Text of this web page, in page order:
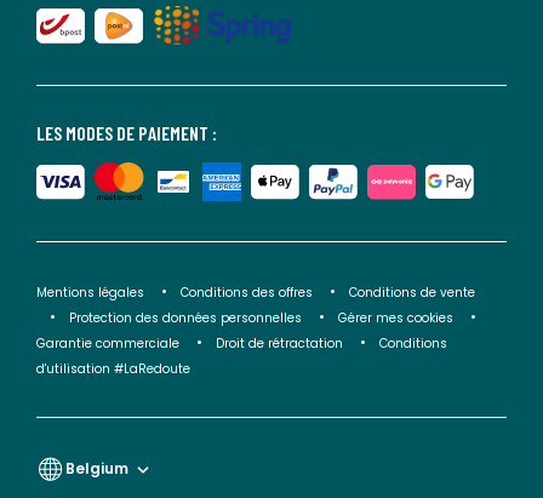
LES MODES DE PAIEMENT :
Mentions légales Conditions des offres
Conditions de vente
Protection des données personnelles
Gérer mes cookies
Garantie commerciale
Droit de rétractation
Conditions
d'utilisation #LaRedoute
Belgium